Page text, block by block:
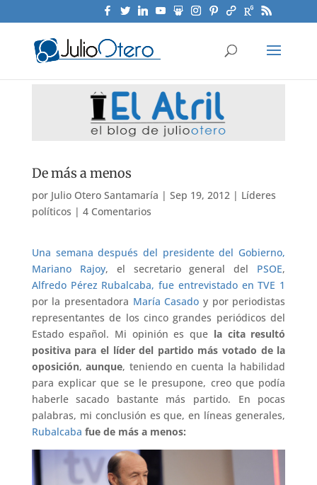
De más a menos
por Julio Otero Santamaría | Sep 19, 2012| Líderes
políticos | 4 Comentarios
Una semana después del presidente del Gobierno,
Mariano Rajoy, el secretario general del PSOE,
Alfredo Pérez Rubalcaba, fue entrevistado en TVE 1
por la presentadora María Casado y por periodistas
representantes de los cinco grandes periódicos del
Estado español. Mi opinión es que la cita resultó
positiva para el líder del partido más votado de la
oposición,aunque, teniendo en cuenta la habilidad
para explicar que se le presupone, creo que podía
haberle sacado bastante más partido. En pocas
palabras, mi conclusión es que, en líneas generales,
Rubalcaba fue de más a menos: